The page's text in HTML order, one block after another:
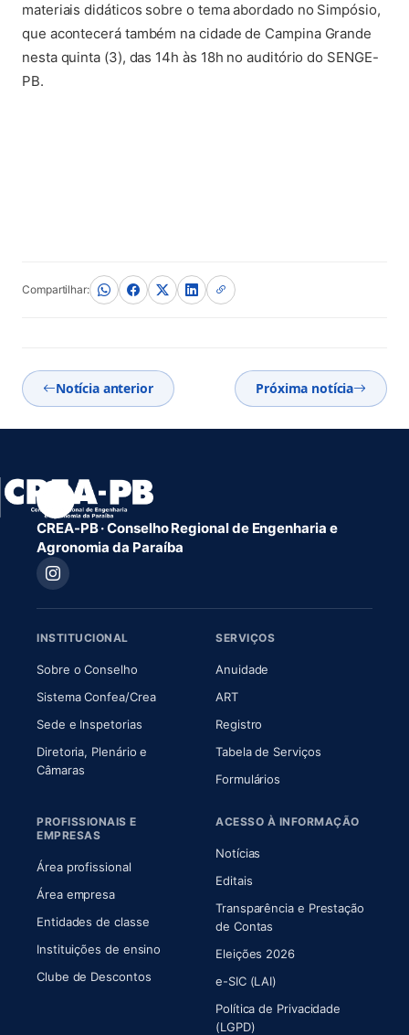
materiais didáticos sobre o tema abordado no Simpósio,
que acontecerá também na cidade de Campina Grande
nesta quinta (3), das 14h às 18h no auditório do SENGE-
PB.
Compartilhar:
Notícia anterior Próxima notícia
CREA-PB · Conselho Regional de Engenharia e
Agronomia da Paraíba
INSTITUCIONAL
Sobre o Conselho(abre em nova aba)
Sistema Confea/Crea(abre em nova aba)
Sede e Inspetorias
Diretoria, Plenário e
Câmaras(abre em nova aba)
SERVIÇOS
Anuidade
ART(abre em nova aba)
Registro
Tabela de Serviços
Formulários
PROFISSIONAIS E
EMPRESAS
Área profissional
Área empresa
Entidades de classe
Instituições de ensino
Clube de Descontos
ACESSO À INFORMAÇÃO
Notícias
Editais
Transparência e Prestação
de Contas
Eleições 2026
e-SIC (LAI)
Política de Privacidade
(LGPD)